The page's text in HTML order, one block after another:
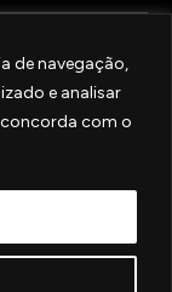
de navegação,
e analisar
com o